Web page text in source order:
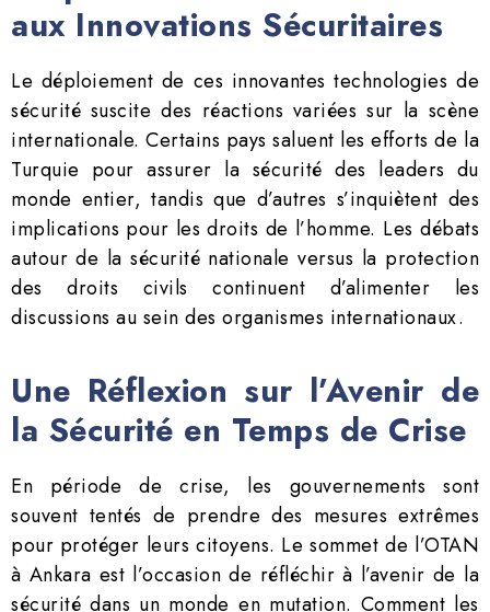
aux Innovations Sécuritaires
Le déploiement de ces innovantes technologies de
sécurité suscite des réactions variées sur la scène
internationale. Certains pays saluent les efforts de la
Turquie pour assurer la sécurité des leaders du
monde entier, tandis que d’autres s’inquiètent des
implications pour les droits de l’homme. Les débats
autour de la sécurité nationale versus la protection
des droits civils continuent d’alimenter les
discussions au sein des organismes internationaux.
Une Réflexion sur l’Avenir de
la Sécurité en Temps de Crise
En période de crise, les gouvernements sont
souvent tentés de prendre des mesures extrêmes
pour protéger leurs citoyens. Le sommet de l’OTAN
à Ankara est l’occasion de réfléchir à l’avenir de la
sécurité dans un monde en mutation. Comment les